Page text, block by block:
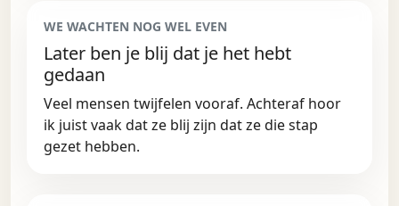
WE WACHTEN NOG WEL EVEN
Later ben je blij dat je het hebt
gedaan
Veel mensen twijfelen vooraf. Achteraf hoor
ik juist vaak dat ze blij zijn dat ze die stap
gezet hebben.